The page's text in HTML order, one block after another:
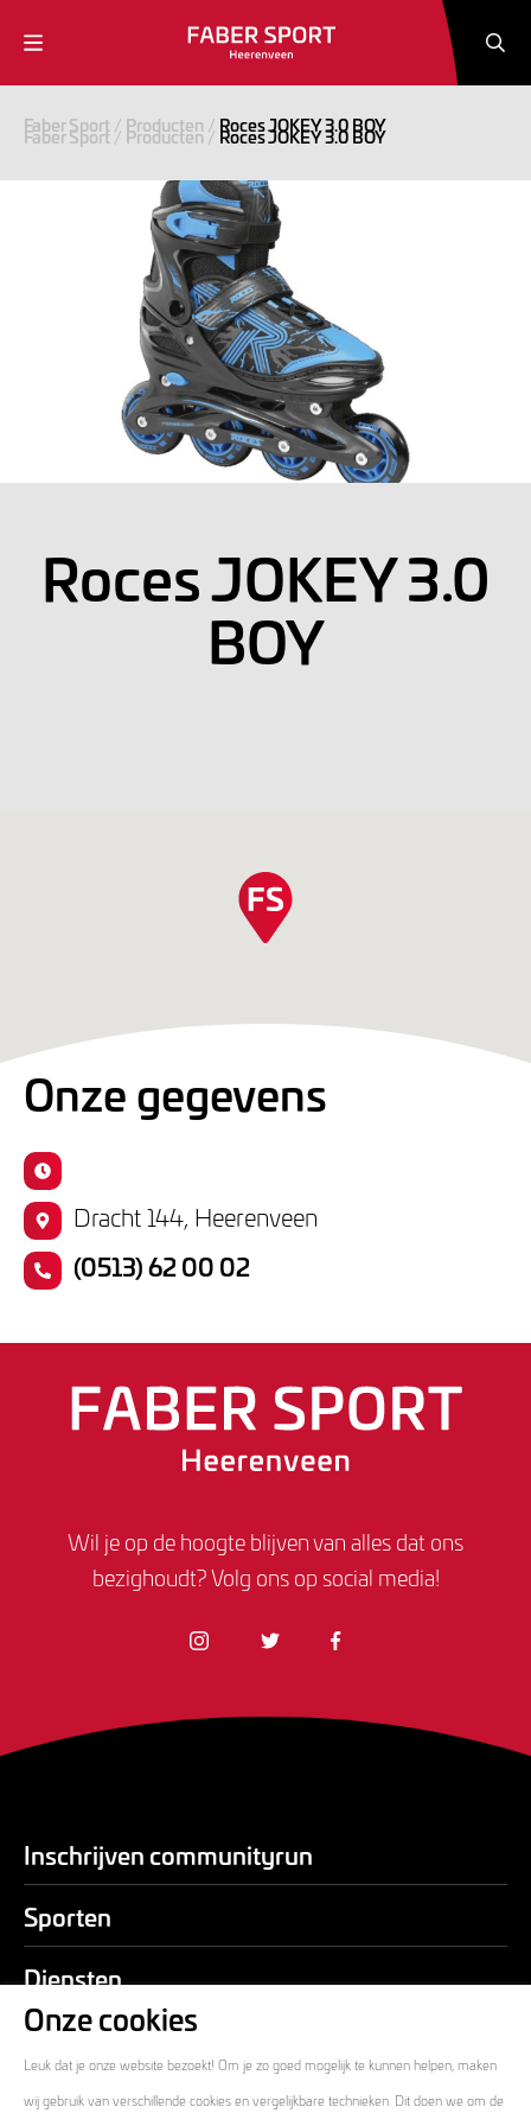
Faber Sport/ Producten / Roces JOKEY 3.0 BOY
Faber Sport/ Producten / Roces JOKEY 3.0 BOY
Roces JOKEY 3.0
BOY
Onze gegevens
Dracht 144, Heerenveen
(0513) 62 00 02
Wil je op de hoogte blijven van alles dat ons
bezighoudt? Volg ons op social media!
Inschrijven communityrun
Sporten
Diensten
Contact
Onze cookies
Leuk dat je onze website bezoekt! Om je zo goed mogelijk te kunnen helpen, maken
wij gebruik van verschillende cookies en vergelijkbare technieken. Dit doen we om de